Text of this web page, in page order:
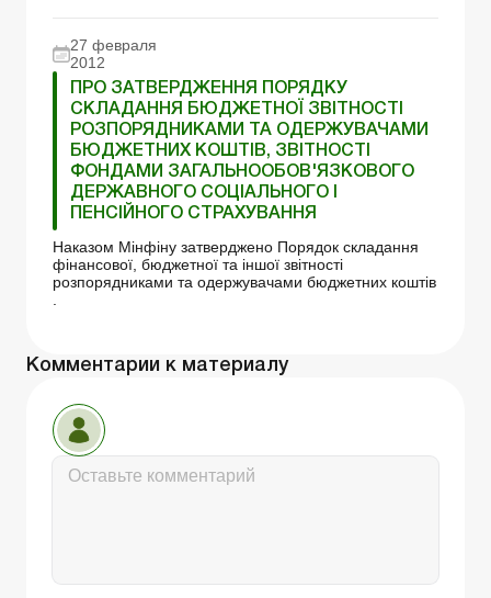
27 февраля
2012
ПРО ЗАТВЕРДЖЕННЯ ПОРЯДКУ
СКЛАДАННЯ БЮДЖЕТНОЇ ЗВІТНОСТІ
РОЗПОРЯДНИКАМИ ТА ОДЕРЖУВАЧАМИ
БЮДЖЕТНИХ КОШТІВ, ЗВІТНОСТІ
ФОНДАМИ ЗАГАЛЬНООБОВ'ЯЗКОВОГО
ДЕРЖАВНОГО СОЦІАЛЬНОГО І
ПЕНСІЙНОГО СТРАХУВАННЯ
Наказом Мінфіну затверджено Порядок складання
фінансової, бюджетної та іншої звітності
розпорядниками та одержувачами бюджетних коштів
.
Комментарии к материалу